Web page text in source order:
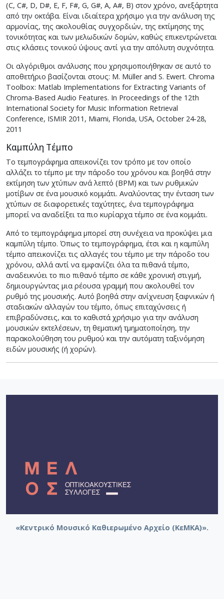
(C, C#, D, D#, E, F, F#, G, G#, A, A#, B) στον χρόνο, ανεξάρτητα
από την οκτάβα. Είναι ιδιαίτερα χρήσιμο για την ανάλυση της
αρμονίας, της ακολουθίας συγχορδιών, της εκτίμησης της
τονικότητας και των μελωδικών δομών, καθώς επικεντρώνεται
στις κλάσεις τονικού ύψους αντί για την απόλυτη συχνότητα.
Οι αλγόριθμοι ανάλυσης που χρησιμοποιήθηκαν σε αυτό το
αποθετήριο βασίζονται στους: M. Müller and S. Ewert. Chroma
Toolbox: Matlab Implementations for Extracting Variants of
Chroma-Based Audio Features. In Proceedings of the 12th
International Society for Music Information Retrieval
Conference, ISMIR 2011, Miami, Florida, USA, October 24-28,
2011
Καμπύλη Τέμπο
To τεμπογράφημα απεικονίζει τον τρόπο με τον οποίο
αλλάζει το τέμπο με την πάροδο του χρόνου και βοηθά στην
εκτίμηση των χτύπων ανά λεπτό (BPM) και των ρυθμικών
μοτίβων σε ένα μουσικό κομμάτι. Αναλύοντας την ένταση των
χτύπων σε διαφορετικές ταχύτητες, ένα τεμπογράφημα
μπορεί να αναδείξει τα πιο κυρίαρχα τέμπο σε ένα κομμάτι.
Από το τεμπογράφημα μπορεί στη συνέχεια να προκύψει μια
καμπύλη τέμπο. Όπως το τεμπογράφημα, έτσι και η καμπύλη
τέμπο απεικονίζει τις αλλαγές του τέμπο με την πάροδο του
χρόνου, αλλά αντί να εμφανίζει όλα τα πιθανά τέμπο,
αναδεικνύει το πιο πιθανό τέμπο σε κάθε χρονική στιγμή,
δημιουργώντας μια ρέουσα γραμμή που ακολουθεί τον
ρυθμό της μουσικής. Αυτό βοηθά στην ανίχνευση ξαφνικών ή
σταδιακών αλλαγών του τέμπο, όπως επιταχύνσεις ή
επιβραδύνσεις, και το καθιστά χρήσιμο για την ανάλυση
μουσικών εκτελέσεων, τη θεματική τμηματοποίηση, την
παρακολούθηση του ρυθμού και την αυτόματη ταξινόμηση
ειδών μουσικής (ή χορών).
«Κεντρικό Μουσικό Καθιερωμένο Αρχείο (ΚεΜΚΑ)».